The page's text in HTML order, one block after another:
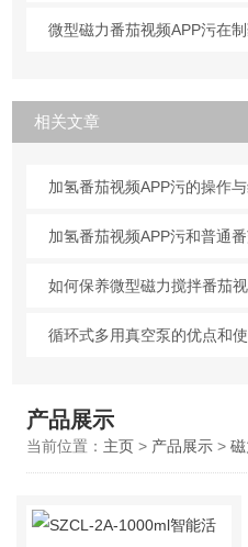
微型磁力番茄视频APP污在
相关文章
加氢番茄视频APP污的操作
加氢番茄视频APP污和普通
如何保养微型磁力搅拌番茄视
循环式多用真空泵的优点和
产品展示
当前位置： 主页> 产品展示>